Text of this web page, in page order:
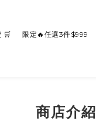
🛒 限定🔥任選3件$999
商店介紹